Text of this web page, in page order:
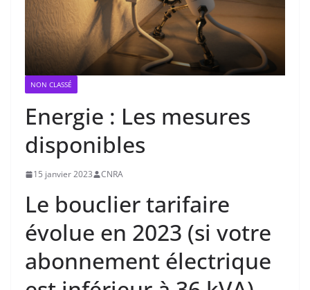
NON CLASSÉ
Energie : Les mesures
disponibles
15 janvier 2023 CNRA
Le bouclier tarifaire
évolue en 2023 (si votre
abonnement électrique